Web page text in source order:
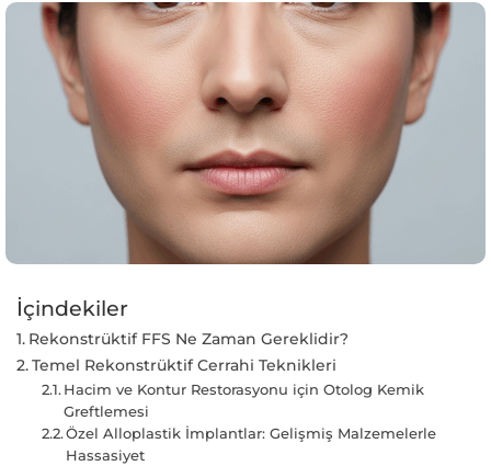
İçindekiler
Rekonstrüktif FFS Ne Zaman Gereklidir?
Temel Rekonstrüktif Cerrahi Teknikleri
Hacim ve Kontur Restorasyonu için Otolog Kemik
Greftlemesi
Özel Alloplastik İmplantlar: Gelişmiş Malzemelerle
Hassasiyet